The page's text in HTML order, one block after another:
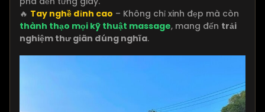
🔥 Tay nghề đỉnh cao – Không chỉ xinh đẹp mà còn
thành thạo mọi kỹ thuật massage, mang đến trải
nghiệm thư giãn đúng nghĩa.